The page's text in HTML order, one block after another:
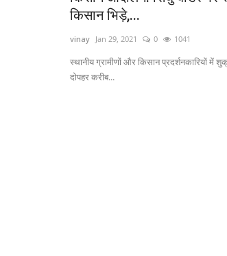
किसान भिड़े,...
vinay Jan 29, 2021 0 1041
स्थानीय ग्रामीणों और किसान प्रदर्शनकारियों में
दोपहर करीब...